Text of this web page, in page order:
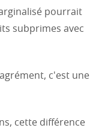
pourrait
subprimes avec
c'est une
cette différence